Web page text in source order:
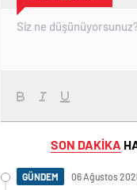
SON DAKİKA
GÜNDEM 06 Ağustos